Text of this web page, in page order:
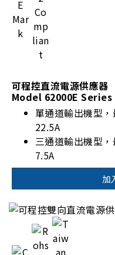
可程控直流電源供應器
Model 62000E Series
單通道輸出機型
22.5A
三通道輸出機型
7.5A
增強型固定範圍/
多組遠端監控功能
加